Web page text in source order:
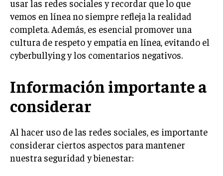
usar las redes sociales y recordar que lo que
vemos en línea no siempre refleja la realidad
completa. Además, es esencial promover una
cultura de respeto y empatía en línea, evitando el
cyberbullying y los comentarios negativos.
Información importante a
considerar
Al hacer uso de las redes sociales, es importante
considerar ciertos aspectos para mantener
nuestra seguridad y bienestar: